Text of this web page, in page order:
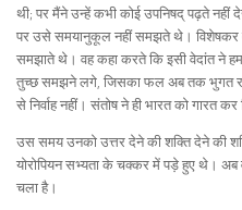
थी; पर मैंने उन्हें कभी कोई उपनिषद् पढ़ते नहीं
पर उसे समयानुकूल नहीं समझते थे। विशेषकर
समझाते थे। वह कहा करते कि इसी वेदांत ने
तुच्छ समझने लगे, जिसका फल अब तक भुगत
से निर्वाह नहीं। संतोष ने ही भारत को गारत कर
उस समय उनको उत्तर देने की शक्ति देने की
योरोपियन सभ्यता के चक्कर में पड़े हुए थे। अब
चला है।